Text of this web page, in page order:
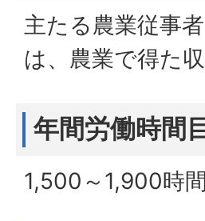
主たる農業従事
は、農業で得た
年間労働時間
1,500～1,900時